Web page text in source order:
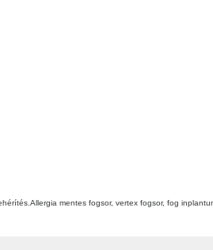
mentes fogsor, vertex fogsor, fog